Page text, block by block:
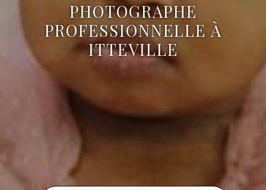
PHOTOGRAPHE
PROFESSIONNELLE À
ITTEVILLE